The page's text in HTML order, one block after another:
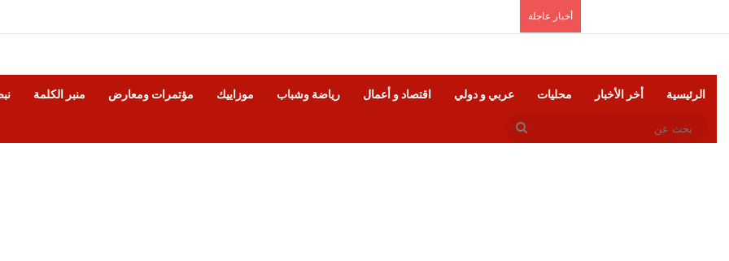
أخبار عاجلة
الرئيسية أخر الأخبار محليات عربي و دولي اقتصاد و أعمال رياضة وشباب موزاييك مؤتمرات ومعارض منبر الكلمة